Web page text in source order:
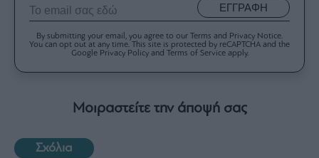
ΕΓΓΡΑΦΗ
By submitting your email, you agree to our Terms and Privacy Notice.
You can opt out at any time. This site is protected by reCAPTCHA and the
Google Privacy Policy and Terms of Service apply.
Μοιραστείτε την άποψή σας
Σχόλια